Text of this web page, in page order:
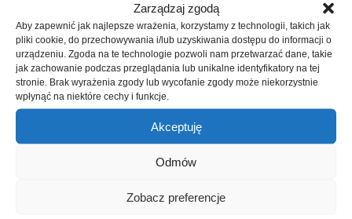
Zarządzaj zgodą
Aby zapewnić jak najlepsze wrażenia, korzystamy z technologii, takich jak
pliki cookie, do przechowywania i/lub uzyskiwania dostępu do informacji o
urządzeniu. Zgoda na te technologie pozwoli nam przetwarzać dane, takie
jak zachowanie podczas przeglądania lub unikalne identyfikatory na tej
stronie. Brak wyrażenia zgody lub wycofanie zgody może niekorzystnie
wpłynąć na niektóre cechy i funkcje.
Akceptuję
Odmów
Zobacz preferencje
poznać nowe Renault Clio
skorzystać z wiosennych ofert na
samochody Renault i Dacia
porozmawiać z doradcami i dobrać auto do
swoich potrzeb
sprawdzić dostępne formy finansowania
umówić jazdę testową
umówić się na darmowe 15-punktowe
skorzystać z czyszczenia klimatyzacji w